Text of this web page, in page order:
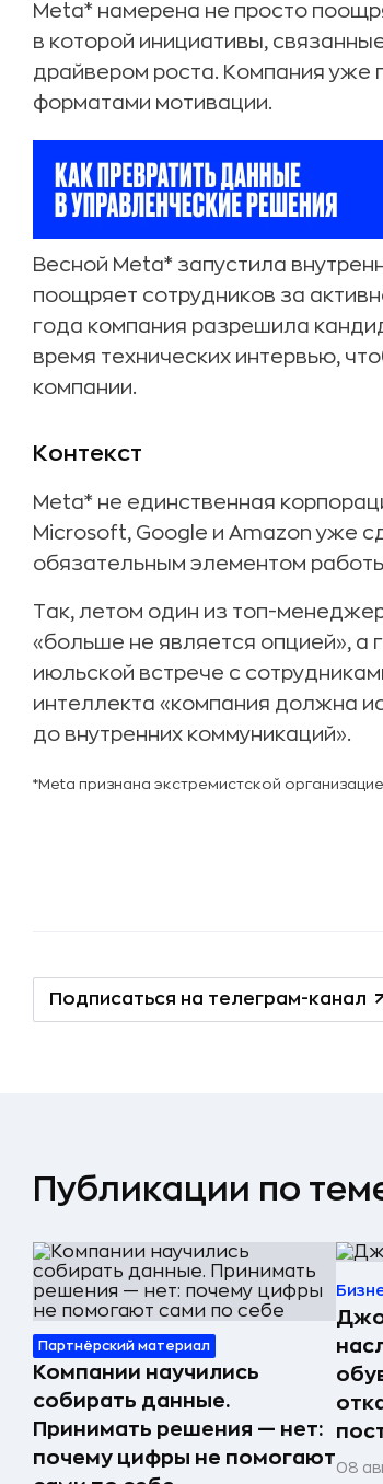
Meta* намерена не просто
в которой инициативы,
драйвером роста. Компания уже
форматами мотивации.
Весной Meta* запустила
поощряет сотрудников за
года компания разрешила
время технических интервью,
компании.
Контекст
Meta* не единственная
Microsoft, Google и Amazon уже
обязательным элементом
Так, летом один из топ-
«больше не является опцией», а
июльской встрече с
интеллекта «компания должна
до внутренних коммуникаций».
*Meta признана экстремистской
Подписаться на телеграм-канал
Публикации по
Партнёрский материал
Компании научились
собирать данные.
Принимать решения — нет:
почему цифры не помогают
Джо
08